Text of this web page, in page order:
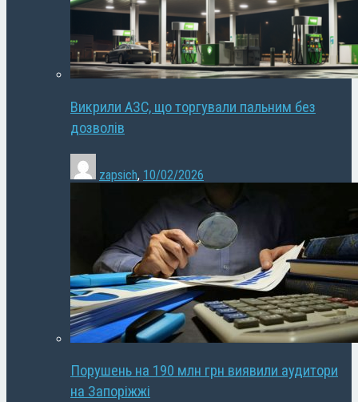
Викрили АЗС, що торгували пальним без
дозволів
zapsich, 10/02/2026
Порушень на 190 млн грн виявили аудитори
на Запоріжжі